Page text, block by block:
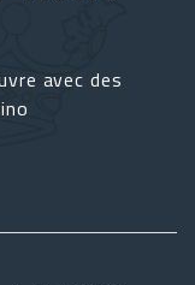
avec des